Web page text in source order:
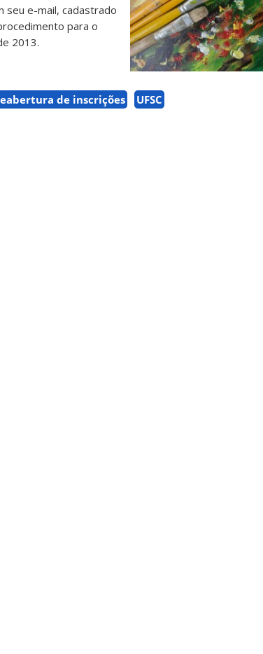
seu e-mail, cadastrado
para o
2013.
de inscrições UFSC